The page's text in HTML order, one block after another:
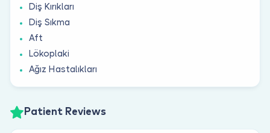
Diş Kırıkları
Diş Sıkma
Aft
Lökoplaki
Ağız Hastalıkları
Patient Reviews